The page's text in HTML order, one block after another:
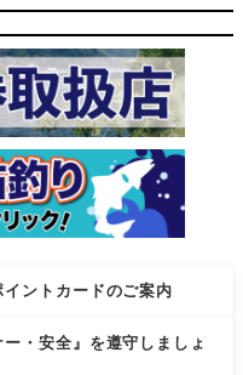
ントカードのご案内
ー・安全』を遵守しましょ
報が掲載
されてい